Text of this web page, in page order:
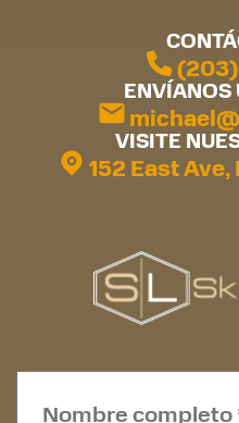
ENVÍANOS
VISITE
152 East